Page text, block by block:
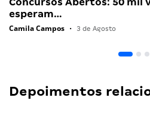
esperam…
Camila Campos • 3 de Agosto
Depoimentos